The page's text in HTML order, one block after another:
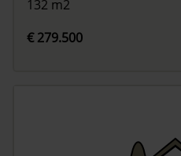
132 m2
€ 279.500